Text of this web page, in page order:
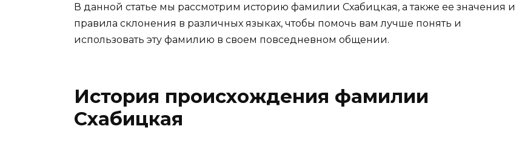
В данной статье мы рассмотрим историю фамилии Схабицкая, а также ее значения и
правила склонения в различных языках, чтобы помочь вам лучше понять и
использовать эту фамилию в своем повседневном общении.
История происхождения фамилии
Схабицкая